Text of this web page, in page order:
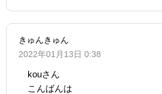
きゅんきゅん
2022年01月13日 0:38
kouさん
こんばんは